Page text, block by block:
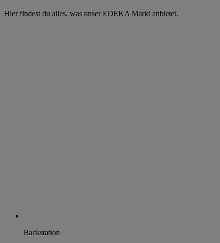
Hier findest du alles, was unser EDEKA Markt anbietet.
Backstation